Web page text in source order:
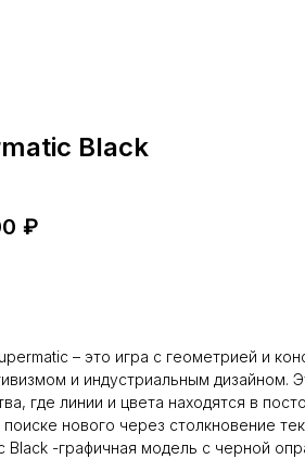
Black
₽
– это игра с геометрией и
и индустриальным дизайном.
где линии и цвета находятся в
поиске нового через столкновение
Black -графичная модель с черной